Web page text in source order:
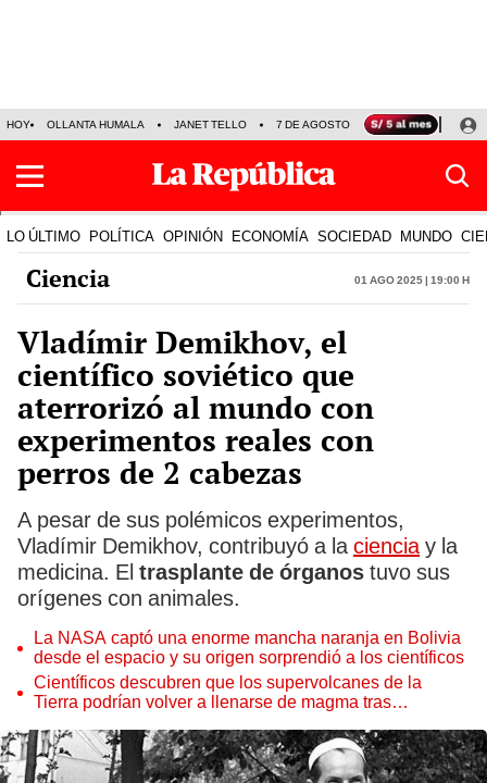
HOY OLLANTA HUMALA JANET TELLO 7 DE AGOSTO TINKA RESULTADOS
LO ÚLTIMO POLÍTICA OPINIÓN ECONOMÍA SOCIEDAD MUNDO
Ciencia 01 Ago 2025 | 19:00 h
Vladímir Demikhov, el
científico soviético que
aterrorizó al mundo con
experimentos reales con
perros de 2 cabezas
A pesar de sus polémicos experimentos,
Vladímir Demikhov, contribuyó a la cienciay la
medicina. El trasplante de órganos tuvo sus
orígenes con animales.
La NASA captó una enorme mancha naranja en Bolivia
desde el espacio y su origen sorprendió a los científicos
Científicos descubren que los supervolcanes de la
Tierra podrían volver a llenarse de magma tras